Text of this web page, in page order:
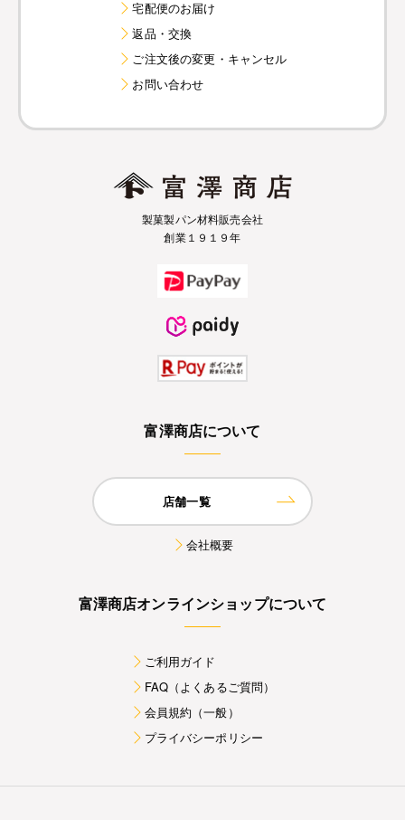
宅配便のお届け
返品・交換
ご注文後の変更・キャンセル
お問い合わせ
製菓製パン材料販売会社
創業１９１９年
富澤商店について
店舗一覧
会社概要
富澤商店オンラインショップについて
ご利用ガイド
FAQ（よくあるご質問）
会員規約（一般）
プライバシーポリシー